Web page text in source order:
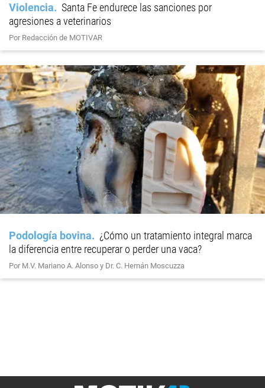
Violencia
Santa Fe endurece las sanciones por
agresiones a veterinarios
Por Redacción de MOTIVAR
Podología bovina
¿Cómo un tratamiento integral marca
la diferencia entre recuperar o perder una vaca?
Por M.V. Mariano A. Alonso y Dr. C. Hernán Moscuzza